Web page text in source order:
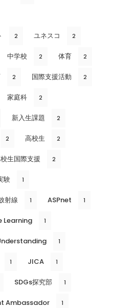
2 ユネスコ 2
中学校 2 体育 2
2 国際支援活動 2
家庭科 2
新入生課題 2
2 高校生 2
生国際支援 2
験 1
射線 1 ASPnet 1
Learning 1
1
1 JICA 1
SDGs探究部 1
Ambassador 1